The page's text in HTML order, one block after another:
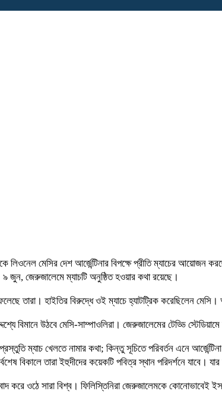
লিওনেল মেসির দেশ আর্জেন্টিনার বিপক্ষে প্রীতি ম্যাচের আয়োজন
জুন, জেরুজালেমে ম্যাচটি অনুষ্ঠিত হওয়ার কথা রয়েছে।
তারা। হাইতির বিরুদ্ধে ওই ম্যাচে হ্যাটট্রিক করেছিলেন
বিমানে উঠবে মেসি-সাম্পাওলিরা। জেরুজালেমের টেড্ডি
ম্যাচ খেলতে নামার কথা; কিন্তু সূচিতে পরিবর্তন এনে
তারা ইহুদীদের কয়েকটি পবিত্র স্থান পরিদর্শনে যাবে। যার
করে ওঠে সারা বিশ্ব। ফিলিস্তিনিরা জেরুজালেমকে কোনোভাবেই